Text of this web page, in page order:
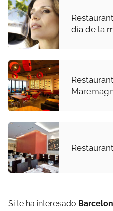
día de la
Si te ha interesado